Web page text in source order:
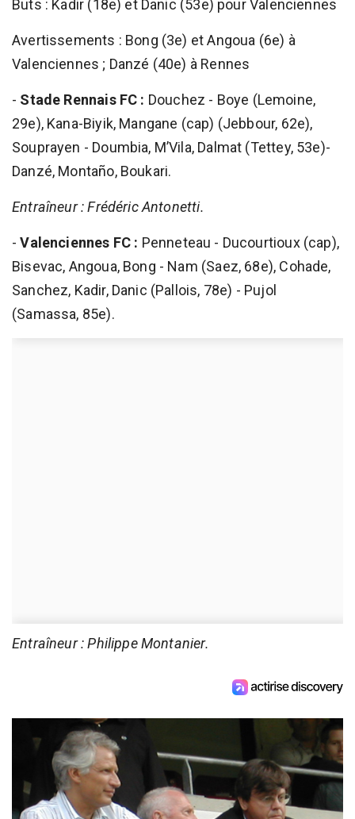
Buts : Kadir (18e) et Danic (53e) pour Valenciennes
Avertissements : Bong (3e) et Angoua (6e) à
Valenciennes ; Danzé (40e) à Rennes
- Stade Rennais FC : Douchez - Boye (Lemoine,
29e), Kana-Biyik, Mangane (cap) (Jebbour, 62e),
Souprayen - Doumbia, M’Vila, Dalmat (Tettey, 53e)-
Danzé, Montaño, Boukari.
Entraîneur : Frédéric Antonetti.
-Valenciennes FC : Penneteau - Ducourtioux (cap),
Bisevac, Angoua, Bong - Nam (Saez, 68e), Cohade,
Sanchez, Kadir, Danic (Pallois, 78e) - Pujol
(Samassa, 85e).
Entraîneur : Philippe Montanier.